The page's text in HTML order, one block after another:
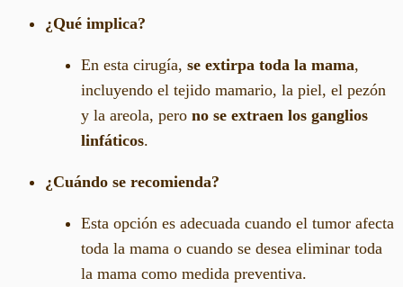
¿Qué implica?
En esta cirugía, se extirpa toda la mama,
incluyendo el tejido mamario, la piel, el pezón
y la areola, pero no se extraen los ganglios
linfáticos.
¿Cuándo se recomienda?
Esta opción es adecuada cuando el tumor afecta
toda la mama o cuando se desea eliminar toda
la mama como medida preventiva.